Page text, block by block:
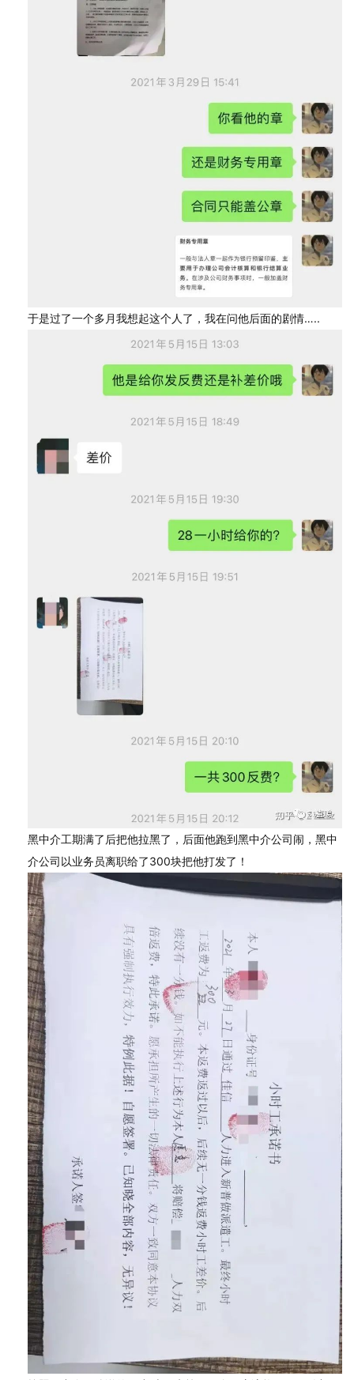
于是过了一个多月我想起这个人了，我在问他后面的剧情…..
黑中介工期满了后把他拉黑了，后面他跑到黑中介公司闹，黑中
介公司以业务员离职给了300块把他打发了！